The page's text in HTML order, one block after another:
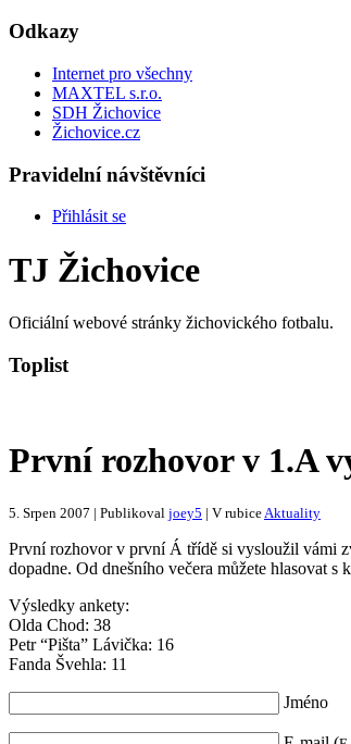
Odkazy
Internet pro všechny
MAXTEL s.r.o.
SDH Žichovice
Žichovice.cz
Pravidelní návštěvníci
Přihlásit se
TJ Žichovice
Oficiální webové stránky žichovického fotbalu.
Toplist
První rozhovor v 1.A
5. Srpen 2007 | Publikoval joey5 | V rubice Aktuality
První rozhovor v první Á třídě si vysloužil vámi
dopadne. Od dnešního večera můžete hlasovat
Výsledky ankety:
Olda Chod: 38
Petr “Pišta” Lávička: 16
Fanda Švehla: 11
Jméno